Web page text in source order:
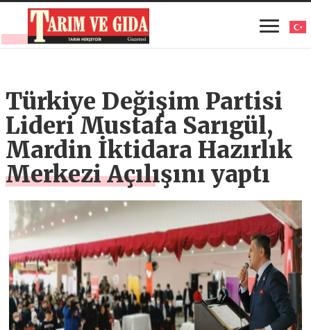
Türkiye Değişim Partisi
Lideri Mustafa Sarıgül,
Mardin İktidara Hazırlık
Merkezi Açılışını yaptı